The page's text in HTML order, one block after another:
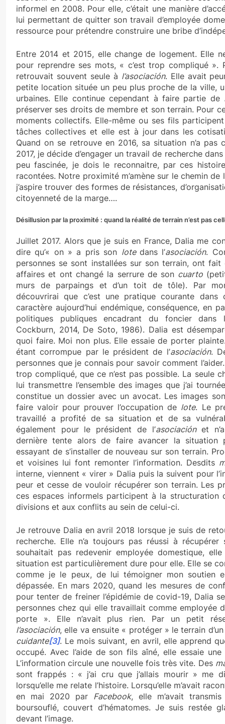
informel en 2008. Pour elle, c’était une manière
lui permettant de quitter son travail d’employée
ressource pour prétendre construire une bribe
Entre 2014 et 2015, elle change de logement. Elle
pour reprendre ses mots, « c’est trop compliqué ».
retrouvait souvent seule à l’asociación. Elle avait
petite location située un peu plus proche de la ville,
urbaines. Elle continue cependant à faire partie de
préserver ses droits de membre et son terrain. Pour
moments collectifs. Elle-même ou ses fils
tâches collectives et elle est à jour dans les
Quand on se retrouve en 2016, sa situation n’a pas
2017, je décide d’engager un travail de recherche
peu fascinée, je dois le reconnaitre, par ces
racontées. Notre proximité m’amène sur le chemin
j’aspire trouver des formes de résistances,
citoyenneté de la marge….
Désillusion par la proximité : quand la réalité de terrain n’est pas
Juillet 2017. Alors que je suis en France, Dalia me
dire qu’« on » a pris son lote dans l’asociación.
personnes se sont installées sur son terrain, ont fait
affaires et ont changé la serrure de son cuarto
murs de parpaings et d’un toit de tôle). Par
découvrirai que c’est une pratique courante dans
caractère aujourd’hui endémique, conséquence, en
politiques publiques encadrant du foncier dans
Cockburn, 2014, De Soto, 1986). Dalia est
quoi faire. Moi non plus. Elle essaie de porter
étant corrompue par le président de l’asociación.
personnes que je connais pour savoir comment
trop compliqué, que ce n’est pas possible. La seule
lui transmettre l’ensemble des images que j’ai
constitue un dossier avec un avocat. Les images
faire valoir pour prouver l’occupation de lote. Le
travaillé a profité de sa situation et de sa
également pour le président de l’asociaciónet
dernière tente alors de faire avancer la situation
essayant de s’installer de nouveau sur son terrain.
et voisines lui font remonter l’information. Desdits
interne, viennent « virer » Dalia puis la suivent pour
peur et cesse de vouloir récupérer son terrain. Les
ces espaces informels participent à la structuration
divisions et aux conflits au sein de celui-ci.
Je retrouve Dalia en avril 2018 lorsque je suis de
recherche. Elle n’a toujours pas réussi à
souhaitait pas redevenir employée domestique,
situation est particulièrement dure pour elle. Elle se
comme je le peux, de lui témoigner mon soutien
dépassée. En mars 2020, quand les mesures de
pour tenter de freiner l’épidémie de covid-19, Dalia
personnes chez qui elle travaillait comme employée
porte ». Elle n’avait plus rien. Par un petit
l’asociación, elle va ensuite « protéger » le terrain
cuidante[3]. Le mois suivant, en avril, elle apprend
occupé. Avec l’aide de son fils aîné, elle essaie
L’information circule une nouvelle fois très vite. Des
sont frappés : « j’ai cru que j’allais mourir » me
lorsqu’elle me relate l’histoire. Lorsqu’elle m’avait
en mai 2020 par Facebook, elle m’avait
boursouflé, couvert d’hématomes. Je suis restée
devant l’image.